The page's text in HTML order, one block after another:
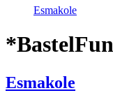
Esmakole
Esmakole